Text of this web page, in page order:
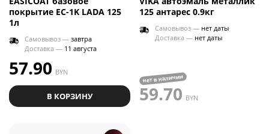
покрытие EC-1K LADA 125
1л
Самовывоз — завтра
Доставка — 11 августа
57.90 BYN
В КОРЗИНУ
125 антарес 0.9кг
Самовывоз — нет даты
Доставка — нет даты
нет в наличии
59.70 BYN